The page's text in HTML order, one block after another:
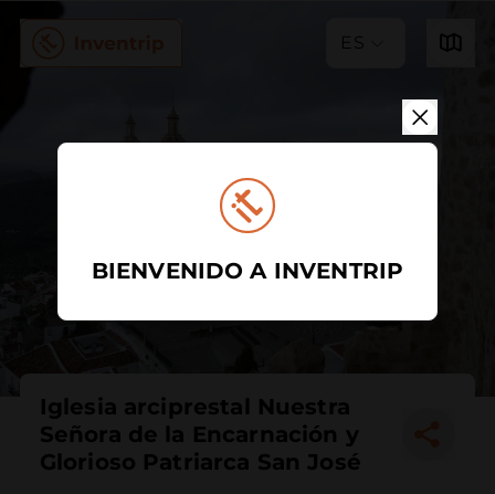
ES
Iglesia arciprestal Nuestra
Señora de la Encarnación y
Glorioso Patriarca San José
BIENVENIDO A INVENTRIP